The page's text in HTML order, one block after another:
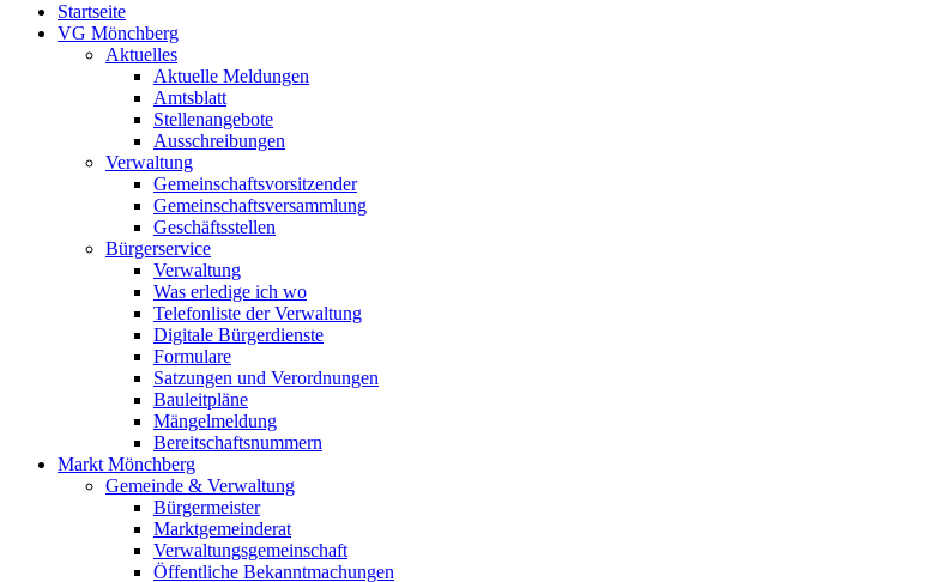
Startseite
VG Mönchberg
Aktuelles
Aktuelle Meldungen
Amtsblatt
Stellenangebote
Ausschreibungen
Verwaltung
Gemeinschaftsvorsitzender
Gemeinschaftsversammlung
Geschäftsstellen
Bürgerservice
Verwaltung
Was erledige ich wo
Telefonliste der Verwaltung
Digitale Bürgerdienste
Formulare
Satzungen und Verordnungen
Bauleitpläne
Mängelmeldung
Bereitschaftsnummern
Markt Mönchberg
Gemeinde & Verwaltung
Bürgermeister
Marktgemeinderat
Verwaltungsgemeinschaft
Öffentliche Bekanntmachungen